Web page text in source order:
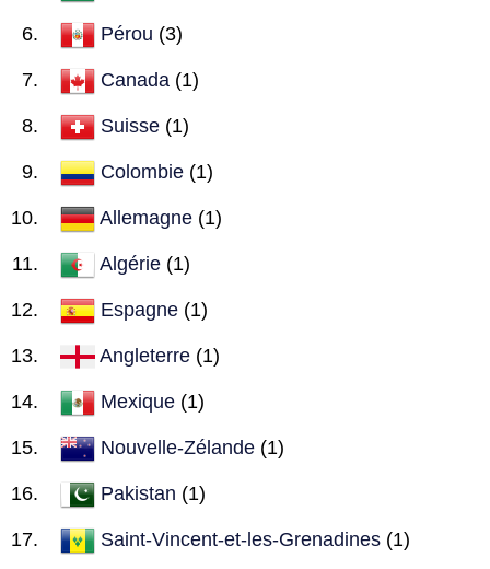
Pérou (3)
Canada (1)
Suisse (1)
Colombie (1)
Allemagne (1)
Algérie (1)
Espagne (1)
Angleterre (1)
Mexique (1)
Nouvelle-Zélande (1)
Pakistan (1)
Saint-Vincent-et-les-Grenadines (1)